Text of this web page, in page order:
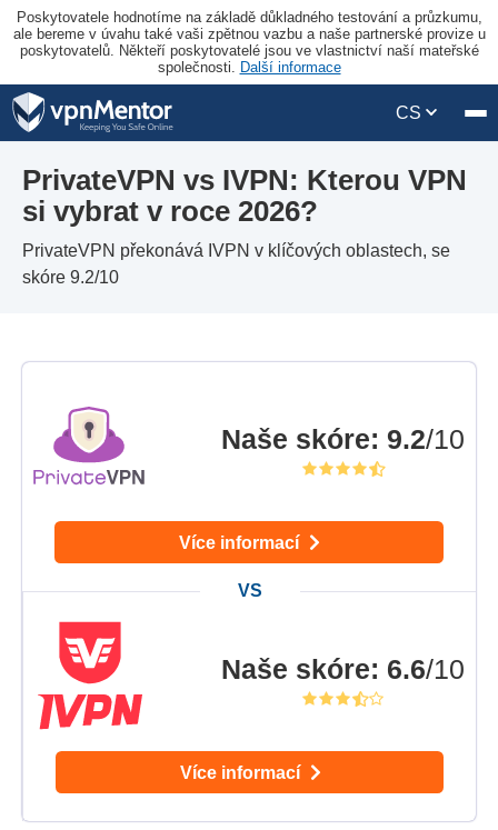
Poskytovatele hodnotíme na základě důkladného testování a průzkumu,
ale bereme v úvahu také vaši zpětnou vazbu a naše partnerské provize u
poskytovatelů. Někteří poskytovatelé jsou ve vlastnictví naší mateřské
společnosti. Další informace
CS
PrivateVPN vs IVPN: Kterou VPN
si vybrat v roce 2026?
PrivateVPN překonává IVPN v klíčových oblastech, se
skóre 9.2/10
Naše skóre: 9.2/10
Více informací
Naše skóre: 6.6/10
Více informací